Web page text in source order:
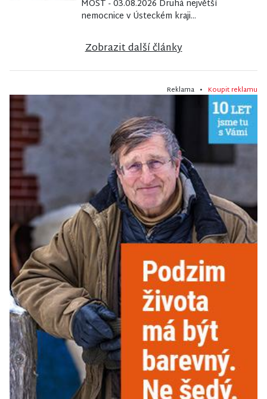
MOST - 03.08.2026 Druhá největší
nemocnice v Ústeckém kraji...
Zobrazit další články
Reklama • Koupit reklamu